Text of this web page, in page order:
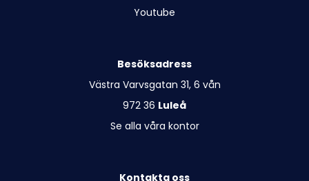
Youtube
Besöksadress
Västra Varvsgatan 31, 6 vån
972 36 Luleå
Se alla våra kontor
Kontakta oss